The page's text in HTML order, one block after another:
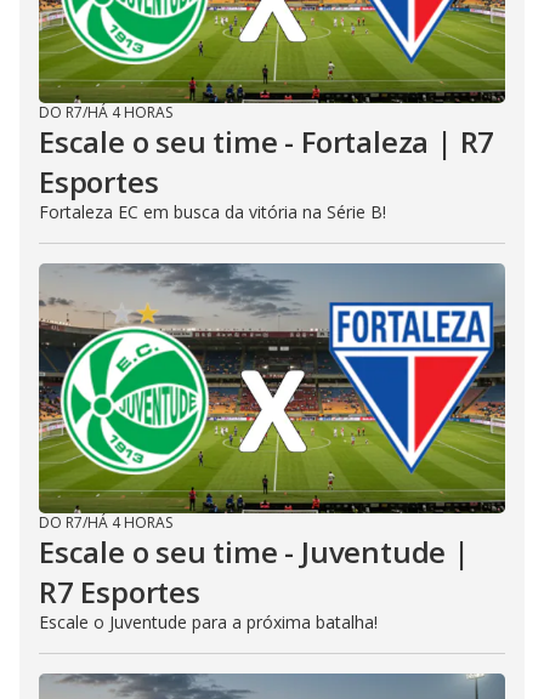
DO R7/HÁ 4 HORAS
Escale o seu time - Fortaleza | R7
Esportes
Fortaleza EC em busca da vitória na Série B!
DO R7/HÁ 4 HORAS
Escale o seu time - Juventude |
R7 Esportes
Escale o Juventude para a próxima batalha!